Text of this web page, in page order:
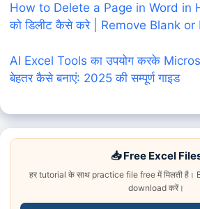
How to Delete a Page in Word in
को डिलीट कैसे करे | Remove Blank or
AI Excel Tools का उपयोग करके
बेहतर कैसे बनाएं: 2025 की सम्पूर्ण गाइड
📥 Free Excel
हर tutorial के साथ practice file free में मिलती है।
download करें।